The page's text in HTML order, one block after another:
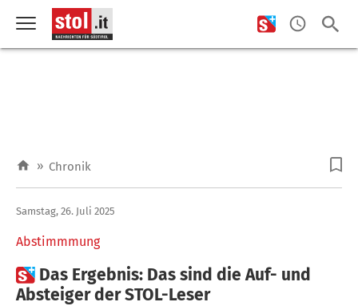
» Chronik
Abstimmmung
Samstag, 26. Juli 2025
 Das Ergebnis: Das sind die Auf- und
Absteiger der STOL-Leser